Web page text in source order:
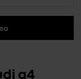
a4